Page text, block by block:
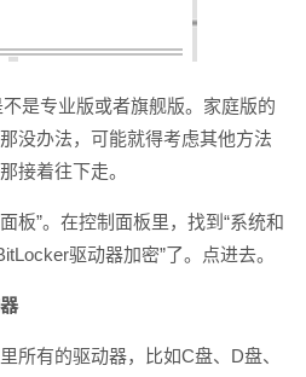
是专业版或者旗舰版。家庭版的
没办法，可能就得考虑其他方法
接着往下走。
板”。在控制面板里，找到“系统和
驱动器加密”了。点进去。
所有的驱动器，比如C盘、D盘、